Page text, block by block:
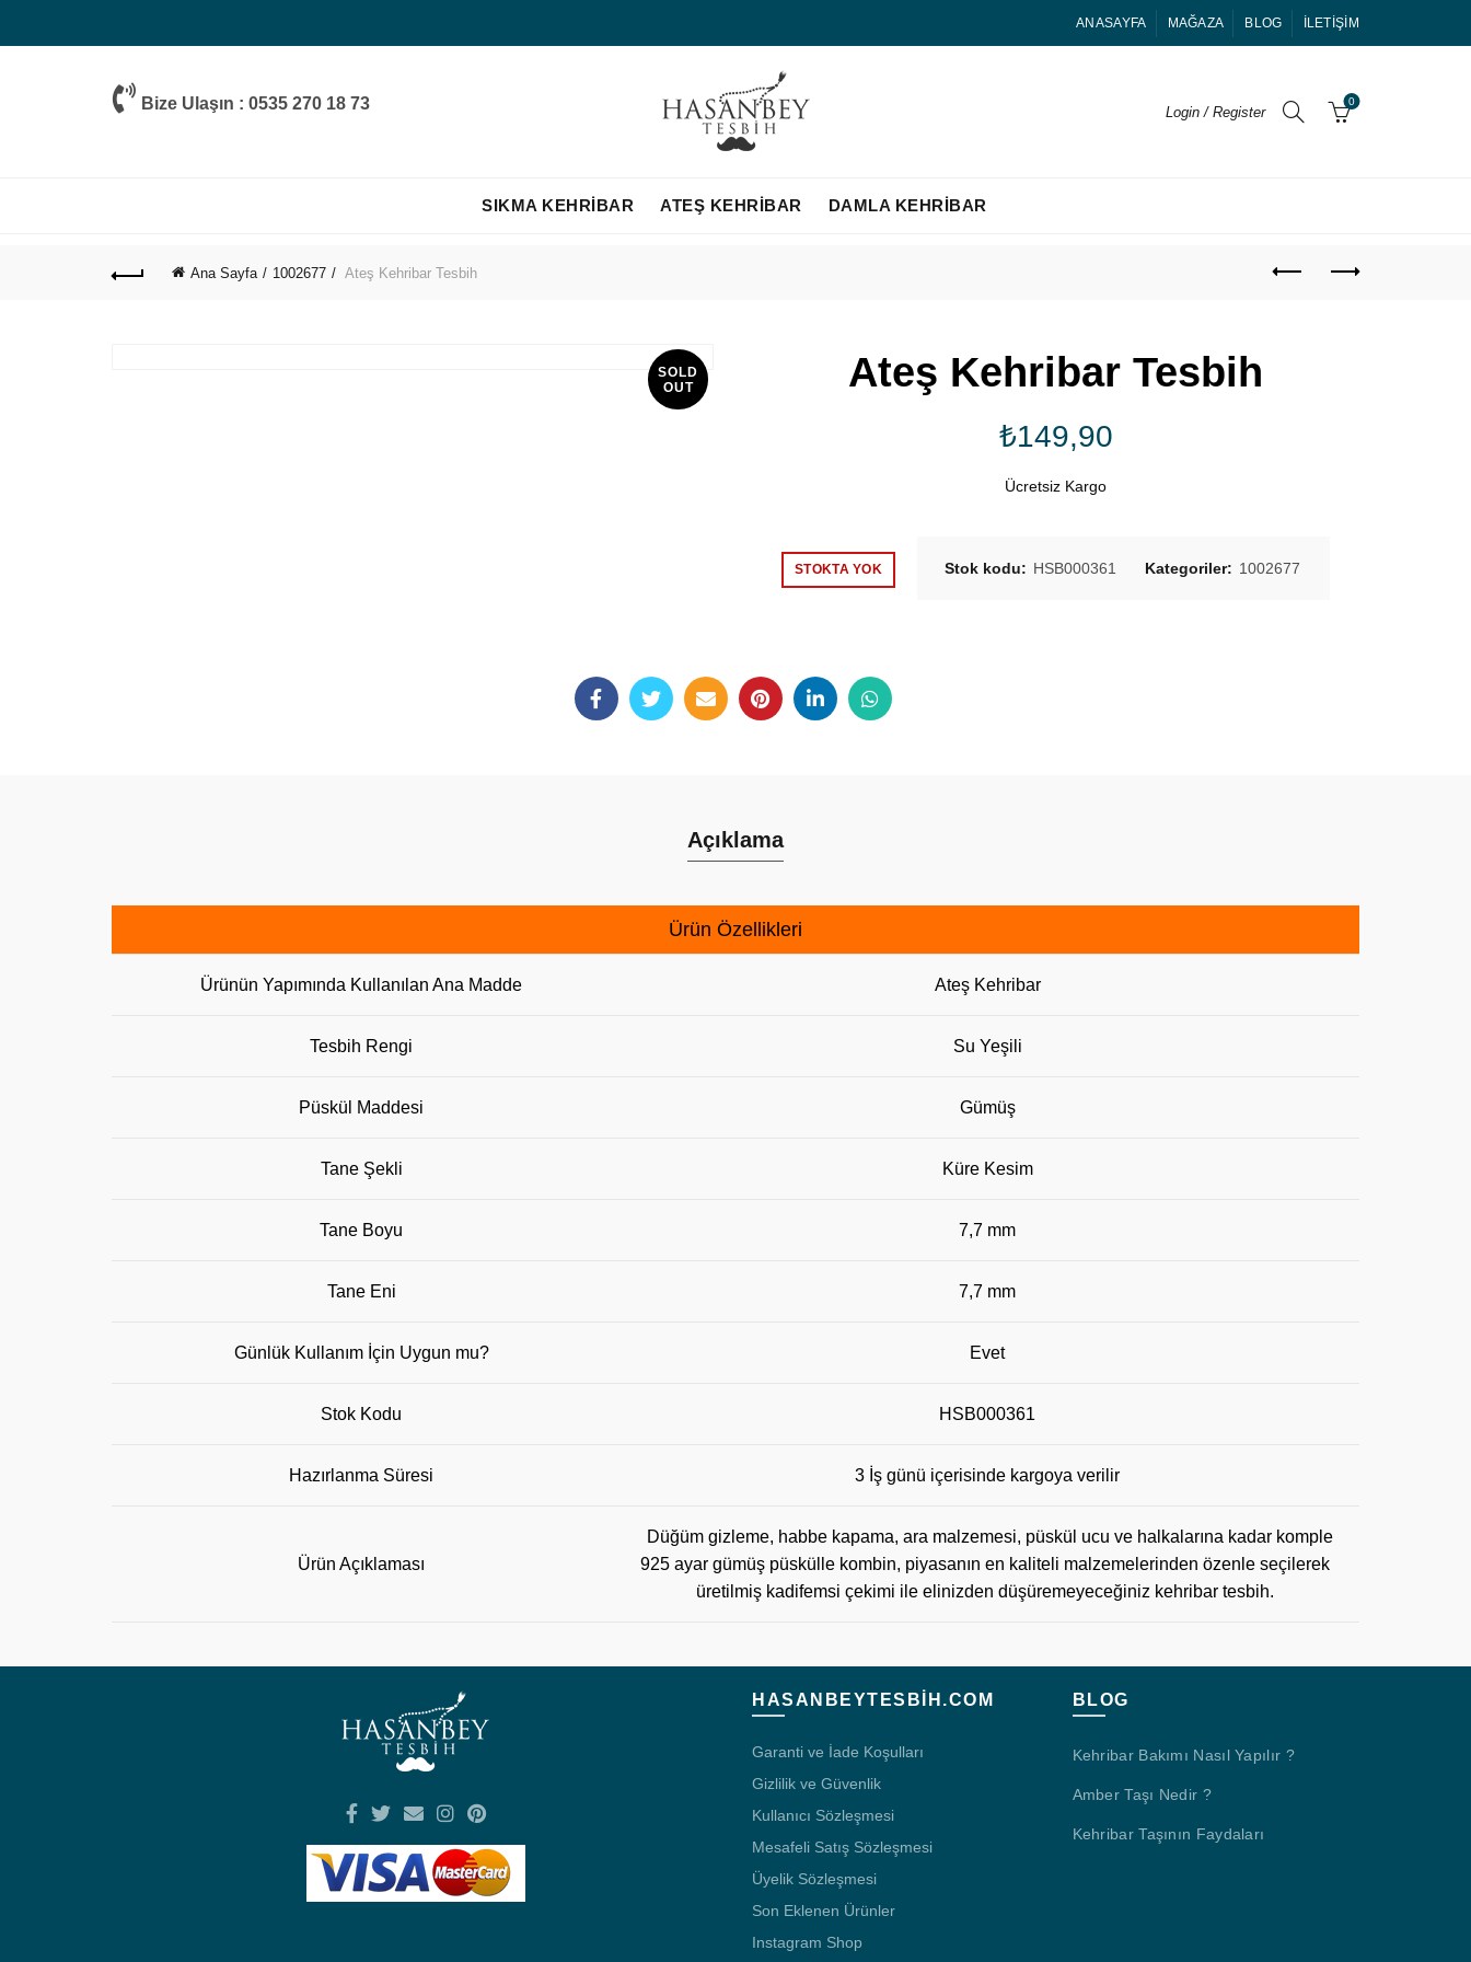
ANASAYFA MAĞAZA BLOG İLETIŞIM
Bize Ulaşın : 0535 270 18 73 Login / Register
0
SIKMA KEHRIBAR ATEŞ KEHRIBAR DAMLA KEHRIBAR
Ana Sayfa 1002677 Ateş Kehribar Tesbih
SOLD
OUT
Ateş Kehribar Tesbih
₺149,90
Ücretsiz Kargo
STOKTA YOK Stok kodu: HSB000361 Kategoriler: 1002677
Açıklama
Ürün Özellikleri
Ürünün Yapımında Kullanılan Ana Madde Ateş Kehribar
Tesbih Rengi Su Yeşili
Püskül Maddesi Gümüş
Tane Şekli Küre Kesim
Tane Boyu 7,7 mm
Tane Eni 7,7 mm
Günlük Kullanım İçin Uygun mu? Evet
Stok Kodu HSB000361
Hazırlanma Süresi 3 İş günü içerisinde kargoya verilir
Ürün Açıklaması
Düğüm gizleme, habbe kapama, ara malzemesi, püskül ucu ve halkalarına kadar komple
925 ayar gümüş püskülle kombin, piyasanın en kaliteli malzemelerinden özenle seçilerek
üretilmiş kadifemsi çekimi ile elinizden düşüremeyeceğiniz kehribar tesbih.
HASANBEYTESBIH.COM
Garanti ve İade Koşulları
Gizlilik ve Güvenlik
Kullanıcı Sözleşmesi
Mesafeli Satış Sözleşmesi
Üyelik Sözleşmesi
Son Eklenen Ürünler
Instagram Shop
BLOG
Kehribar Bakımı Nasıl Yapılır ?
Amber Taşı Nedir ?
Kehribar Taşının Faydaları